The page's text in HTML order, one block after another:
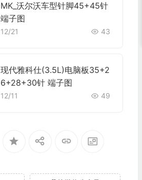
MK_沃尔沃车型针脚45+45针
端子图
12/21 43
现代雅科仕(3.5L)电脑板35+2
6+28+30针 端子图
12/11 49